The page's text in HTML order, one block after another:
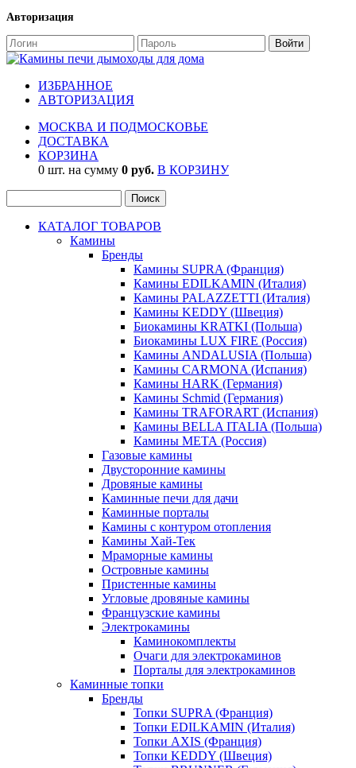
Авторизация
ИЗБРАННОЕ
АВТОРИЗАЦИЯ
МОСКВА И ПОДМОСКОВЬЕ
ДОСТАВКА
КОРЗИНА
0 шт. на сумму 0 руб. В КОРЗИНУ
КАТАЛОГ ТОВАРОВ
Камины
Бренды
Камины SUPRA (Франция)
Камины EDILKAMIN (Италия)
Камины PALAZZETTI (Италия)
Камины KEDDY (Швеция)
Биокамины KRATKI (Польша)
Биокамины LUX FIRE (Россия)
Камины ANDALUSIA (Польша)
Камины CARMONA (Испания)
Камины HARK (Германия)
Камины Schmid (Германия)
Камины TRAFORART (Испания)
Камины BELLA ITALIA (Польша)
Камины МЕТА (Россия)
Газовые камины
Двусторонние камины
Дровяные камины
Каминные печи для дачи
Каминные порталы
Камины с контуром отопления
Камины Хай-Тек
Мраморные камины
Островные камины
Пристенные камины
Угловые дровяные камины
Французские камины
Электрокамины
Каминокомплекты
Очаги для электрокаминов
Порталы для электрокаминов
Каминные топки
Бренды
Топки SUPRA (Франция)
Топки EDILKAMIN (Италия)
Топки AXIS (Франция)
Топки KEDDY (Швеция)